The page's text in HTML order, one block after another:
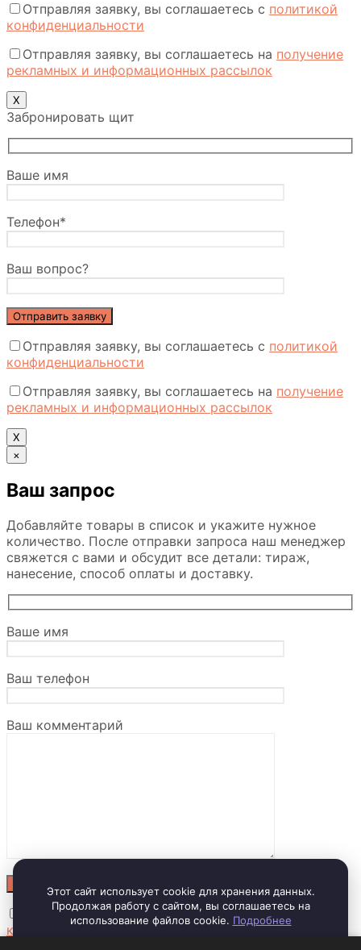
Отправляя заявку, вы соглашаетесь с политикой
конфиденциальности
Отправляя заявку, вы соглашаетесь на получение
рекламных и информационных рассылок
Х
Забронировать щит
Ваше имя
Телефон*
Ваш вопрос?
Отправляя заявку, вы соглашаетесь с политикой
конфиденциальности
Отправляя заявку, вы соглашаетесь на получение
рекламных и информационных рассылок
Х
×
Ваш запрос
Добавляйте товары в список и укажите нужное
количество. После отправки запроса наш менеджер
свяжется с вами и обсудит все детали: тираж,
нанесение, способ оплаты и доставку.
Ваше имя
Ваш телефон
Ваш комментарий
Отправляя заявку, вы соглашаетесь сполитикой
конфиденциальности
Этот сайт использует cookie для хранения данных.
Продолжая работу с сайтом, вы соглашаетесь на
использование файлов cookie. Подробнее